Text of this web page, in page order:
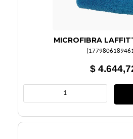
MICROFIBRA
(
$